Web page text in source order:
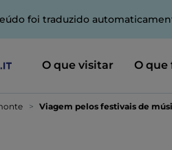
foi traduzido
O que visitar O que
Viagem pelos festivais de